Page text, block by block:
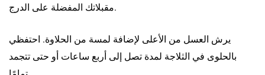
مقبلاتك المفضلة على الدرج.
يرش العسل من الأعلى لإضافة لمسة من الحلاوة. احتفظي
بالحلوى في الثلاجة لمدة تصل إلى أربع ساعات أو حتى تتجمد